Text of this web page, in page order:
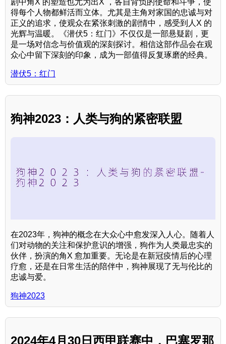
剧中角X 的塑造也尤为出X ，各自背负的使命和斗争，使
得每个人物都鲜活而立体。尤其是主角对家国的忠诚与对
正义的追求，使观众在紧张刺激的剧情中，感受到人X 的
光辉与温暖。《潜伏5：红门》不仅仅是一部悬疑剧，更
是一场对信念与价值观的深刻探讨。相信这部作品会在观
众心中留下深刻的印象，成为一部值得反复琢磨的经典。
潜伏5：红门
狗神2023：人类与狗的紧密联盟
在2023年，狗神的概念在大众心中愈发深入人心。随着人
们对动物的关注和保护意识的增强，狗作为人类最忠实的
伙伴，扮演的角X 愈加重要。无论是在新冠疫情后的心理
疗愈，还是在日常生活的陪伴中，狗神展现了无与伦比的
忠诚与爱。
狗神2023
2024年4月30日西甲联赛中，巴塞罗那